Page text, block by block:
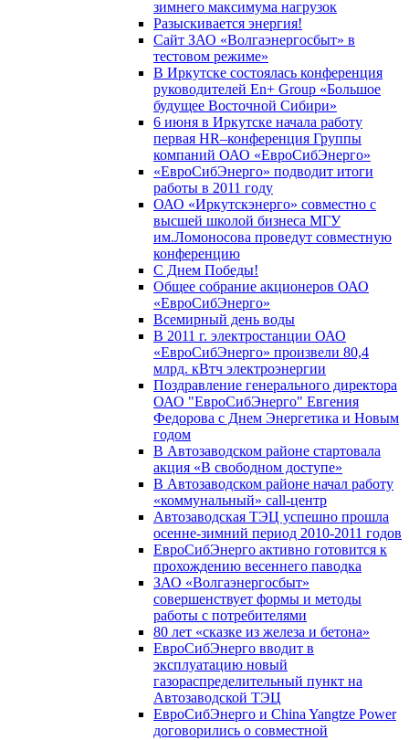
зимнего максимума нагрузок
Разыскивается энергия!
Сайт ЗАО «Волгаэнергосбыт» в
тестовом режиме»
В Иркутске состоялась конференция
руководителей En+ Group «Большое
будущее Восточной Сибири»
6 июня в Иркутске начала работу
первая HR–конференция Группы
компаний ОАО «ЕвроСибЭнерго»
«ЕвроСибЭнерго» подводит итоги
работы в 2011 году
ОАО «Иркутскэнерго» совместно с
высшей школой бизнеса МГУ
им.Ломоносова проведут совместную
конференцию
С Днем Победы!
Общее собрание акционеров ОАО
«ЕвроСибЭнерго»
Всемирный день воды
В 2011 г. электростанции ОАО
«ЕвроСибЭнерго» произвели 80,4
млрд. кВтч электроэнергии
Поздравление генерального директора
ОАО "ЕвроСибЭнерго" Евгения
Федорова с Днем Энергетика и Новым
годом
В Автозаводском районе стартовала
акция «В свободном доступе»
В Автозаводском районе начал работу
«коммунальный» call-центр
Автозаводская ТЭЦ успешно прошла
осенне-зимний период 2010-2011 годов
ЕвроСибЭнерго активно готовится к
прохождению весеннего паводка
ЗАО «Волгаэнергосбыт»
совершенствует формы и методы
работы с потребителями
80 лет «сказке из железа и бетона»
ЕвроСибЭнерго вводит в
эксплуатацию новый
газораспределительный пункт на
Автозаводской ТЭЦ
ЕвроСибЭнерго и China Yangtze Power
договорились о совместной